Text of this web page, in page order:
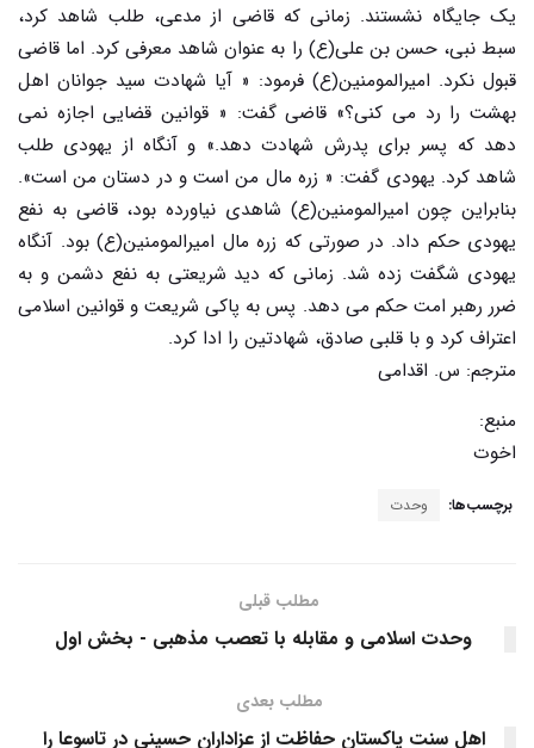
یک جایگاه نشستند. زمانی که قاضی از مدعی، طلب شاهد کرد،
سبط نبی، حسن بن علی(ع) را به عنوان شاهد معرفی کرد. اما قاضی
قبول نکرد. امیرالمومنین(ع) فرمود: « آیا شهادت سید جوانان اهل
بهشت را رد می کنی؟» قاضی گفت: « قوانین قضایی اجازه نمی
دهد که پسر برای پدرش شهادت دهد.» و آنگاه از یهودی طلب
شاهد کرد. یهودی گفت: « زره مال من است و در دستان من است».
بنابراین چون امیرالمومنین(ع) شاهدی نیاورده بود، قاضی به نفع
یهودی حکم داد. در صورتی که زره مال امیرالمومنین(ع) بود. آنگاه
یهودی شگفت زده شد. زمانی که دید شریعتی به نفع دشمن و به
ضرر رهبر امت حکم می دهد. پس به پاکی شریعت و قوانین اسلامی
اعتراف کرد و با قلبی صادق، شهادتین را ادا کرد.
مترجم: س. اقدامی
منبع:
اخوت
برچسب‌ها: وحدت
مطلب قبلی
وحدت اسلامی و مقابله با تعصب مذهبی - بخش اول
مطلب بعدی
اهل سنت پاکستان حفاظت از عزاداران حسینی در تاسوعا را